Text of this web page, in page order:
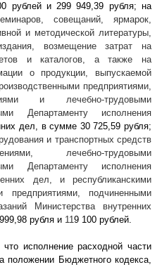
рублей и 299 949,39 рубля; на
совещаний, ярмарок,
и методической литературы,
возмещение затрат на
и каталогов, а также на
о продукции, выпускаемой
предприятиями,
и лечебно-трудовыми
Департаменту исполнения
дел, в сумме 30 725,59 рубля;
и транспортных средств
лечебно-трудовыми
Департаменту исполнения
дел, и республиканскими
предприятиями, подчиненными
Министерства внутренних
999,98 рубля и 119 100 рублей.
исполнение расходной части
положении Бюджетного кодекса,